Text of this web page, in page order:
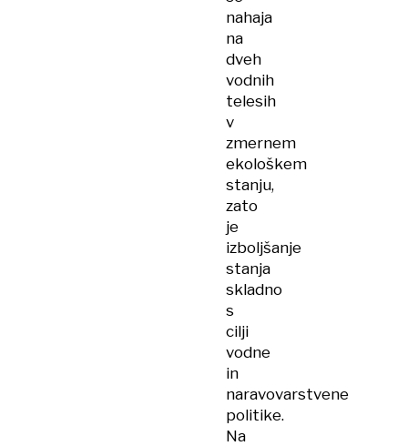
nahaja
na
dveh
vodnih
telesih
v
zmernem
ekološkem
stanju,
zato
je
izboljšanje
stanja
skladno
s
cilji
vodne
in
naravovarstvene
politike.
Na